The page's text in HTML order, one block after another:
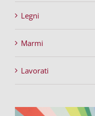
Legni
Marmi
Lavorati